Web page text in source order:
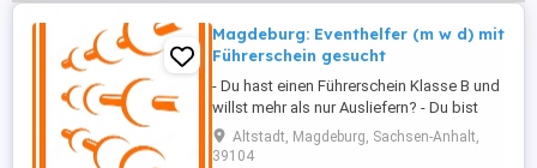
Magdeburg: Eventhelfer (m w d) mit
Führerschein gesucht
- Du hast einen Führerschein Klasse B und
willst mehr als nur Ausliefern? - Du bist
gerne unterwegs - auch Deutschlandweit -
Du fährst genauso gern wie Du mit
Altstadt, Magdeburg, Sachsen-Anhalt,
39104